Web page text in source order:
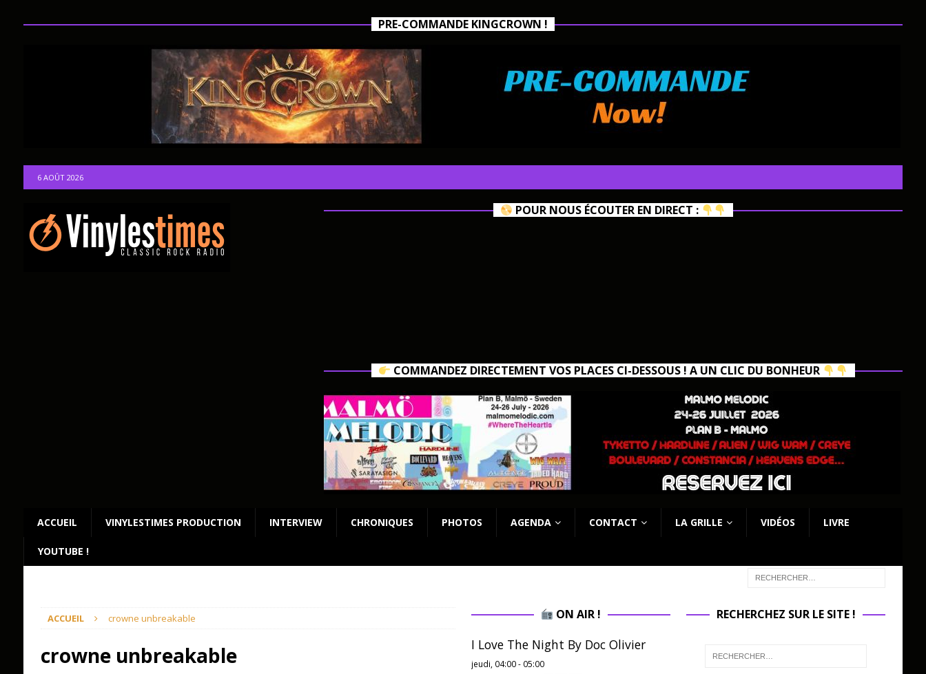
PRE-COMMANDE KINGCROWN !
6 AOÛT 2026
POUR NOUS ÉCOUTER EN DIRECT :
COMMANDEZ DIRECTEMENT VOS PLACES CI-DESSOUS ! A UN CLIC DU BONHEUR
ACCUEIL VINYLESTIMES PRODUCTION INTERVIEW CHRONIQUES PHOTOS AGENDA CONTACT LA GRILLE VIDÉOS LIVRE
YOUTUBE !
ACCUEIL crowne unbreakable
crowne unbreakable
ON AIR !
I Love The Night By Doc Olivier
jeudi, 04:00 - 05:00
RECHERCHEZ SUR LE SITE !